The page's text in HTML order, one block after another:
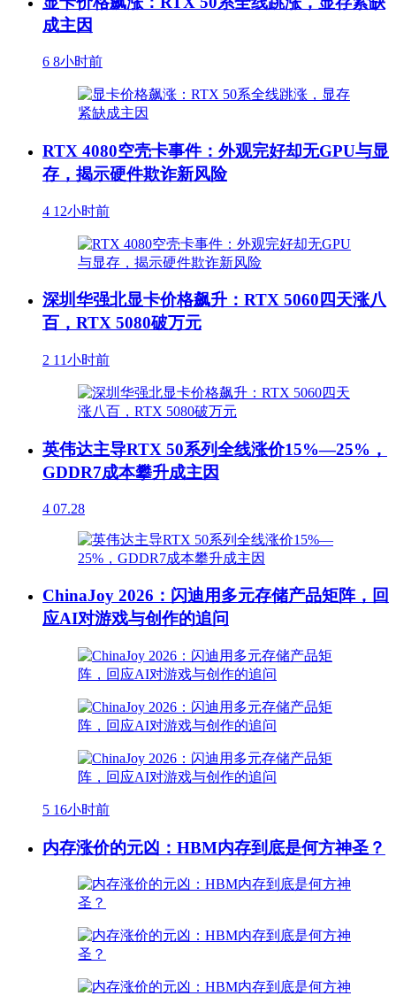
成主因
6 8小时前
RTX 4080空壳卡事件：外观完好却无GPU与显
存，揭示硬件欺诈新风险
4 12小时前
深圳华强北显卡价格飙升：RTX 5060四天涨八
百，RTX 5080破万元
2 11小时前
英伟达主导RTX 50系列全线涨价15%—25%，
GDDR7成本攀升成主因
4 07.28
ChinaJoy 2026：闪迪用多元存储产品矩阵，回
应AI对游戏与创作的追问
5 16小时前
内存涨价的元凶：HBM内存到底是何方神圣？